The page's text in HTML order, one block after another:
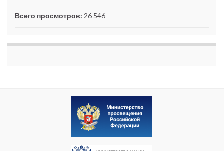
Всего просмотров: 26 546